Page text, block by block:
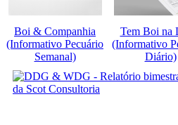
Boi & Companhia
(Informativo Pecuário
Semanal)
Tem Boi na
(Informativo
Diário)